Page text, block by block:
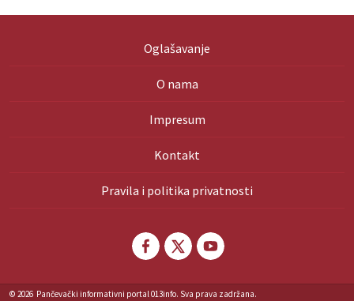
Oglašavanje
O nama
Impresum
Kontakt
Pravila i politika privatnosti
© 2026 Pančevački informativni portal 013info. Sva prava zadržana.